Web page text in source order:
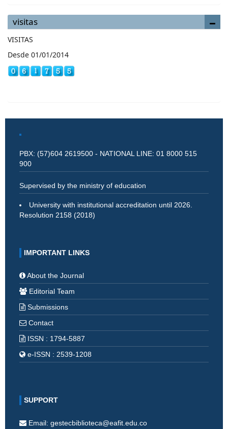
visitas
VISITAS
Desde 01/01/2014
PBX: (57)604 2619500 - NATIONAL LINE: 01 8000 515
900
Supervised by the ministry of education
University with institutional accreditation until 2026.
Resolution 2158 (2018)
IMPORTANT LINKS
About the Journal
Editorial Team
Submissions
Contact
ISSN : 1794-5887
e-ISSN : 2539-1208
SUPPORT
Email: gestecbiblioteca@eafit.edu.co